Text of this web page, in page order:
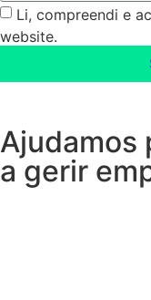
Li, compreendi e
website.
Ajudamos
a gerir